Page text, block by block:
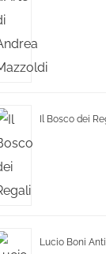
Il Bosco dei
Lucio Boni